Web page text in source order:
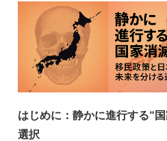
c
e
b
o
o
k
k
n
ss
e
n
g
er
ail
はじめに：静かに進行する“
選択